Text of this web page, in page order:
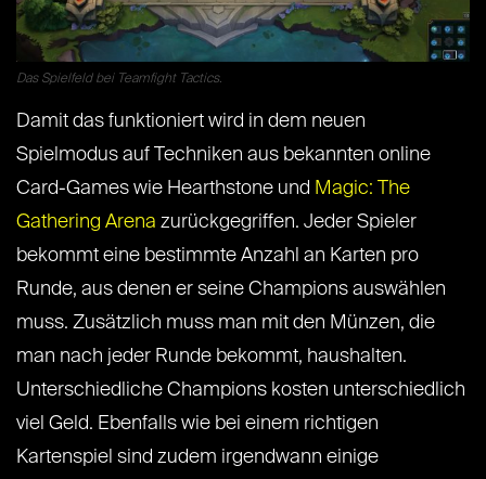
Das Spielfeld bei Teamfight Tactics.
Damit das funktioniert wird in dem neuen
Spielmodus auf Techniken aus bekannten online
Card-Games wie Hearthstone und Magic: The
Gathering Arena zurückgegriffen. Jeder Spieler
bekommt eine bestimmte Anzahl an Karten pro
Runde, aus denen er seine Champions auswählen
muss. Zusätzlich muss man mit den Münzen, die
man nach jeder Runde bekommt, haushalten.
Unterschiedliche Champions kosten unterschiedlich
viel Geld. Ebenfalls wie bei einem richtigen
Kartenspiel sind zudem irgendwann einige